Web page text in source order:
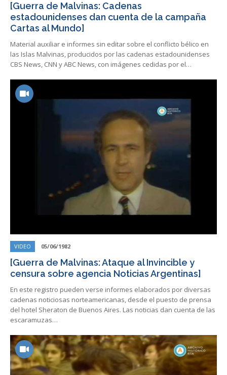
[Guerra de Malvinas: Cadenas
estadounidenses dan cuenta de la campaña
Cartas al Mundo]
Material auxiliar e informes sin editar sobre el conflicto bélico en
las Islas Malvinas, producidos por las cadenas estadounidenses
CBS News, CNN y ABC News, con imágenes cedidas por el…
VIDEO 05/06/1982
[Guerra de Malvinas: Ataque al Invincible y
censura sobre agencia Noticias Argentinas]
En este registro pueden verse informes elaborados por diversas
cadenas noticiosas norteamericanas, desde el puesto de prensa
del hotel Sheraton de Buenos Aires. Las noticias dan cuenta de las
escaramuzas…